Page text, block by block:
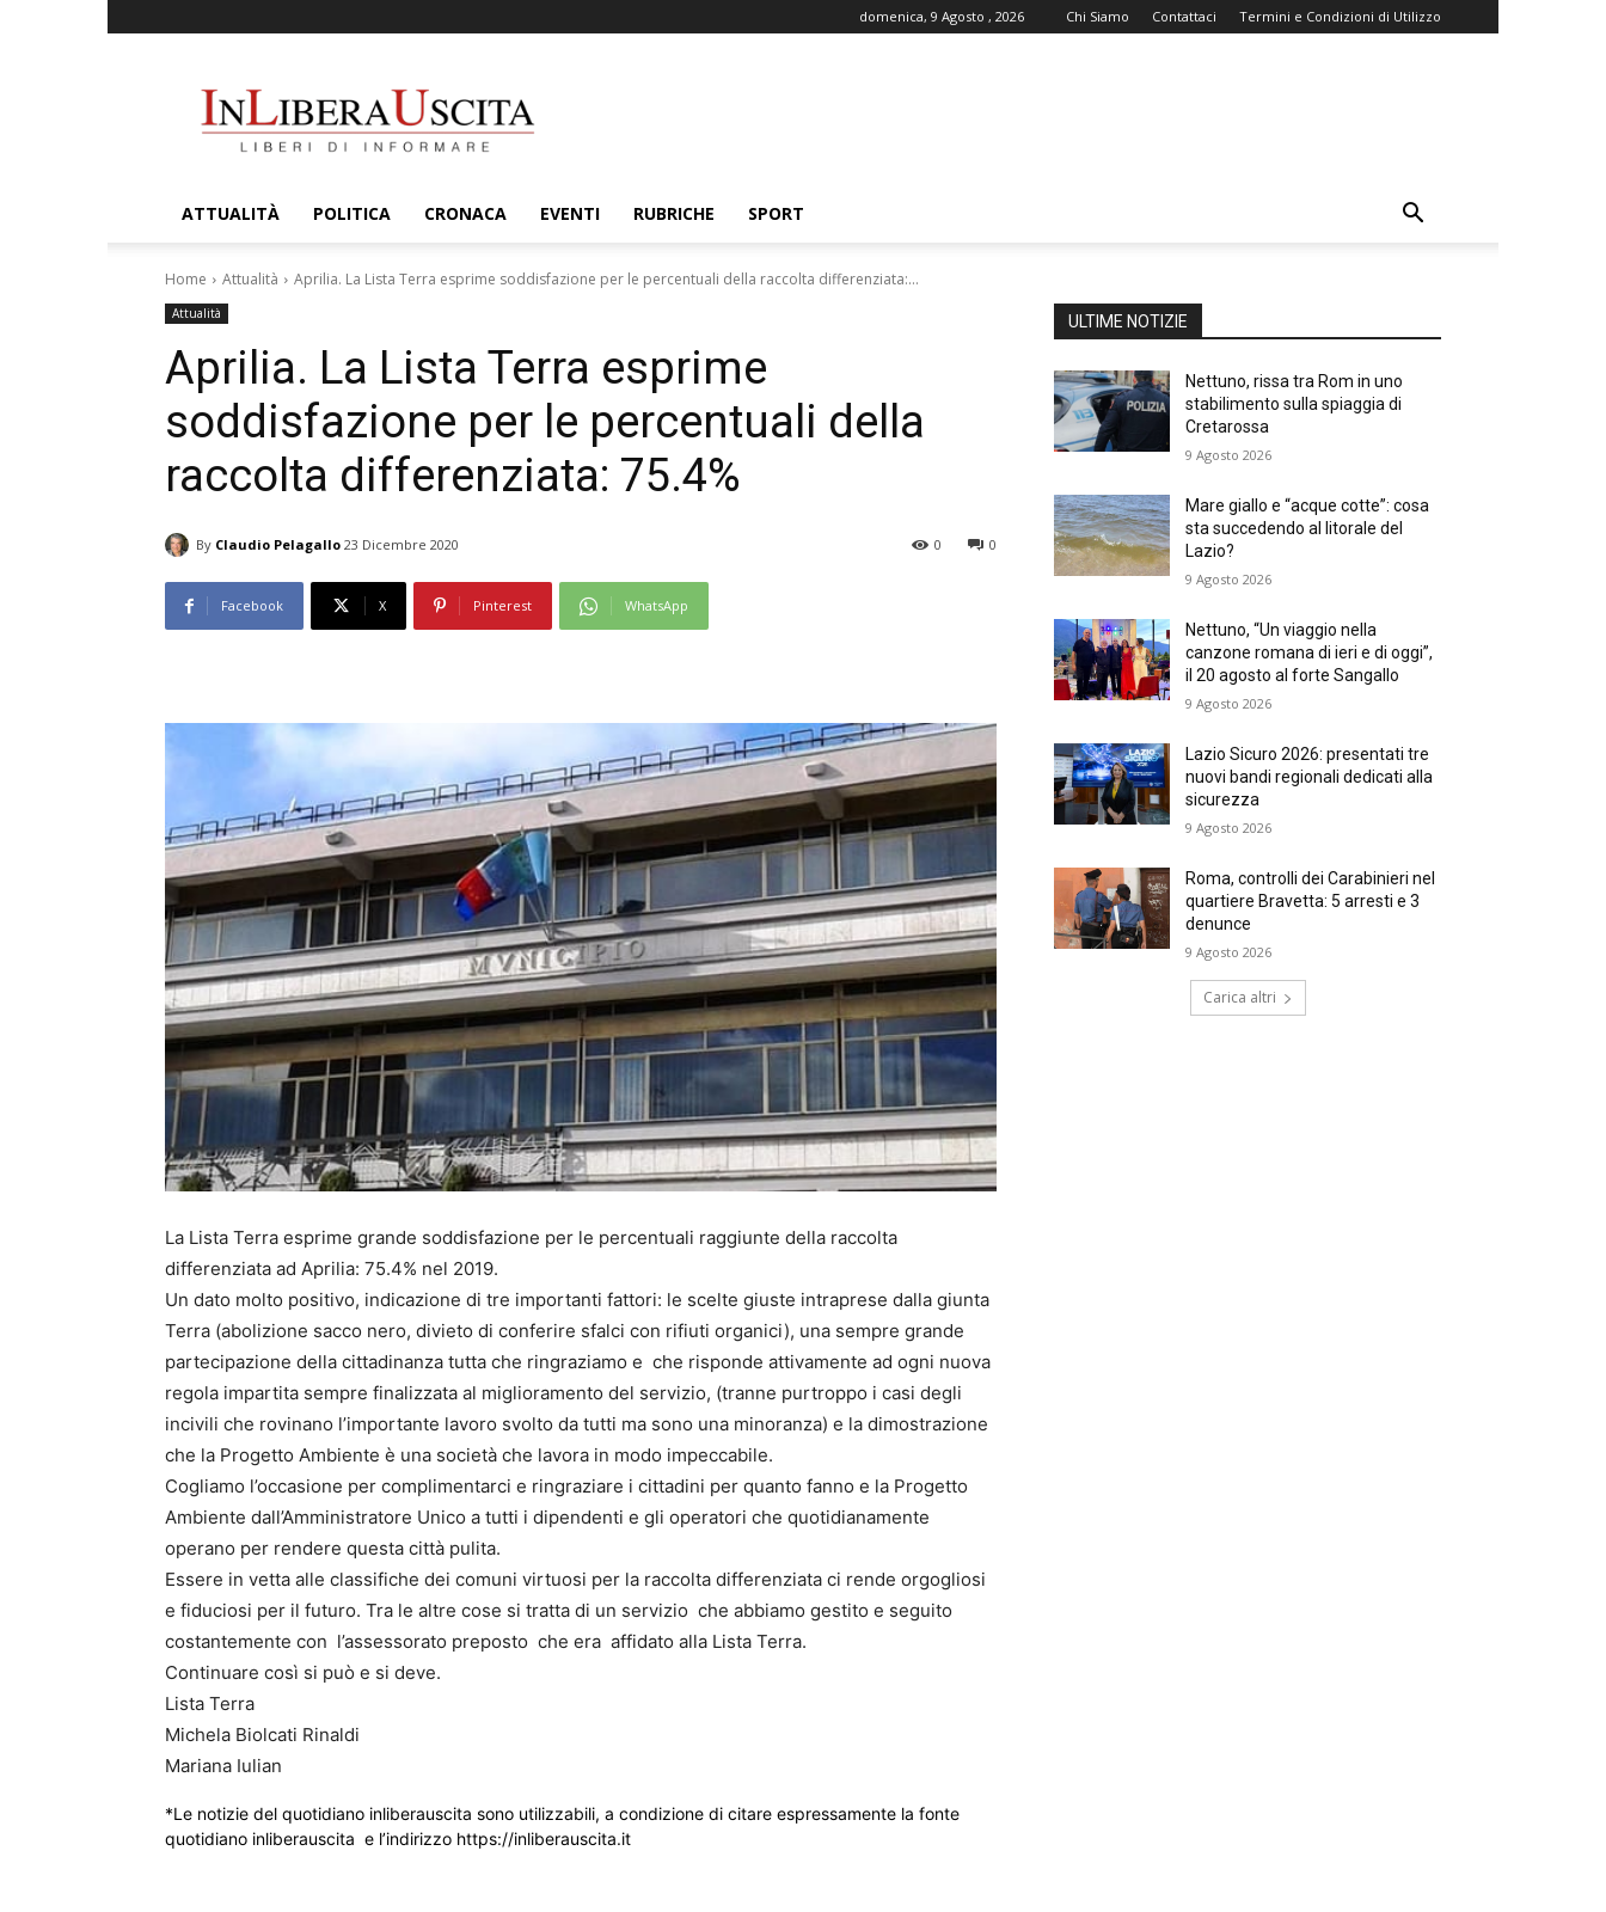
domenica, 9 Agosto , 2026 Chi Siamo Contattaci Termini e Condizioni di Utilizzo
ATTUALITÀ POLITICA CRONACA EVENTI RUBRICHE SPORT
Home Attualità Aprilia. La Lista Terra esprime soddisfazione per le percentuali della raccolta differenziata:...
Attualità
Aprilia. La Lista Terra esprime
soddisfazione per le percentuali della
raccolta differenziata: 75.4%
By Claudio Pelagallo 23 Dicembre 2020 0
0
Facebook X Pinterest WhatsApp
La Lista Terra esprime grande soddisfazione per le percentuali raggiunte della raccolta
differenziata ad Aprilia: 75.4% nel 2019.
Un dato molto positivo, indicazione di tre importanti fattori: le scelte giuste intraprese dalla giunta
Terra (abolizione sacco nero, divieto di conferire sfalci con rifiuti organici), una sempre grande
partecipazione della cittadinanza tutta che ringraziamo e che risponde attivamente ad ogni nuova
regola impartita sempre finalizzata al miglioramento del servizio, (tranne purtroppo i casi degli
incivili che rovinano l’importante lavoro svolto da tutti ma sono una minoranza) e la dimostrazione
che la Progetto Ambiente è una società che lavora in modo impeccabile.
Cogliamo l’occasione per complimentarci e ringraziare i cittadini per quanto fanno e la Progetto
Ambiente dall’Amministratore Unico a tutti i dipendenti e gli operatori che quotidianamente
operano per rendere questa città pulita.
Essere in vetta alle classifiche dei comuni virtuosi per la raccolta differenziata ci rende orgogliosi
e fiduciosi per il futuro. Tra le altre cose si tratta di un servizio che abbiamo gestito e seguito
costantemente con l’assessorato preposto che era affidato alla Lista Terra.
Continuare così si può e si deve.
Lista Terra
Michela Biolcati Rinaldi
Mariana Iulian
*Le notizie del quotidiano inliberauscita sono utilizzabili, a condizione di citare espressamente la fonte
quotidiano inliberauscita e l’indirizzo https://inliberauscita.it
ULTIME NOTIZIE
Nettuno, rissa tra Rom in uno
stabilimento sulla spiaggia di
Cretarossa
9 Agosto 2026
Mare giallo e “acque cotte”: cosa
sta succedendo al litorale del
Lazio?
9 Agosto 2026
Nettuno, “Un viaggio nella
canzone romana di ieri e di oggi”,
il 20 agosto al forte Sangallo
9 Agosto 2026
Lazio Sicuro 2026: presentati tre
nuovi bandi regionali dedicati alla
sicurezza
9 Agosto 2026
Roma, controlli dei Carabinieri nel
quartiere Bravetta: 5 arresti e 3
denunce
9 Agosto 2026
Carica altri